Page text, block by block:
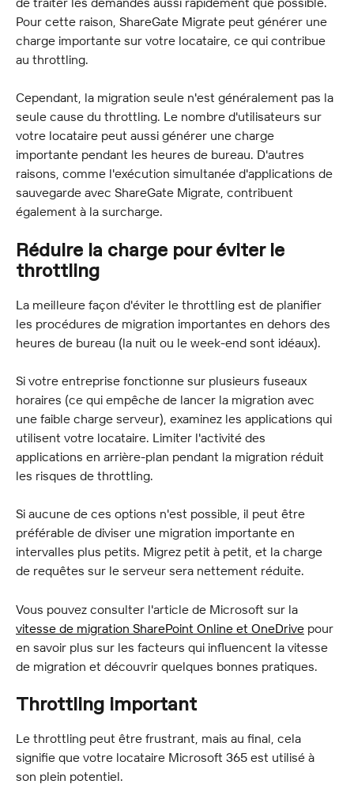
Pour cette raison, ShareGate Migrate peut générer une
charge importante sur votre locataire, ce qui contribue
au throttling.
Cependant, la migration seule n'est généralement pas la
seule cause du throttling. Le nombre d'utilisateurs sur
votre locataire peut aussi générer une charge
importante pendant les heures de bureau. D'autres
raisons, comme l'exécution simultanée d'applications de
sauvegarde avec ShareGate Migrate, contribuent
également à la surcharge.
Réduire la charge pour éviter le
throttling
La meilleure façon d'éviter le throttling est de planifier
les procédures de migration importantes en dehors des
heures de bureau (la nuit ou le week-end sont idéaux).
Si votre entreprise fonctionne sur plusieurs fuseaux
horaires (ce qui empêche de lancer la migration avec
une faible charge serveur), examinez les applications qui
utilisent votre locataire. Limiter l'activité des
applications en arrière-plan pendant la migration réduit
les risques de throttling.
Si aucune de ces options n'est possible, il peut être
préférable de diviser une migration importante en
intervalles plus petits. Migrez petit à petit, et la charge
de requêtes sur le serveur sera nettement réduite.
Vous pouvez consulter l'article de Microsoft sur la
vitesse de migration SharePoint Online et OneDrive pour
en savoir plus sur les facteurs qui influencent la vitesse
de migration et découvrir quelques bonnes pratiques.
Throttling important
Le throttling peut être frustrant, mais au final, cela
signifie que votre locataire Microsoft 365 est utilisé à
son plein potentiel.